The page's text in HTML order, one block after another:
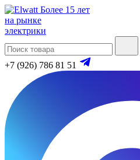
Более 15 лет
на рынке
электрики
+7 (926) 786 81 51